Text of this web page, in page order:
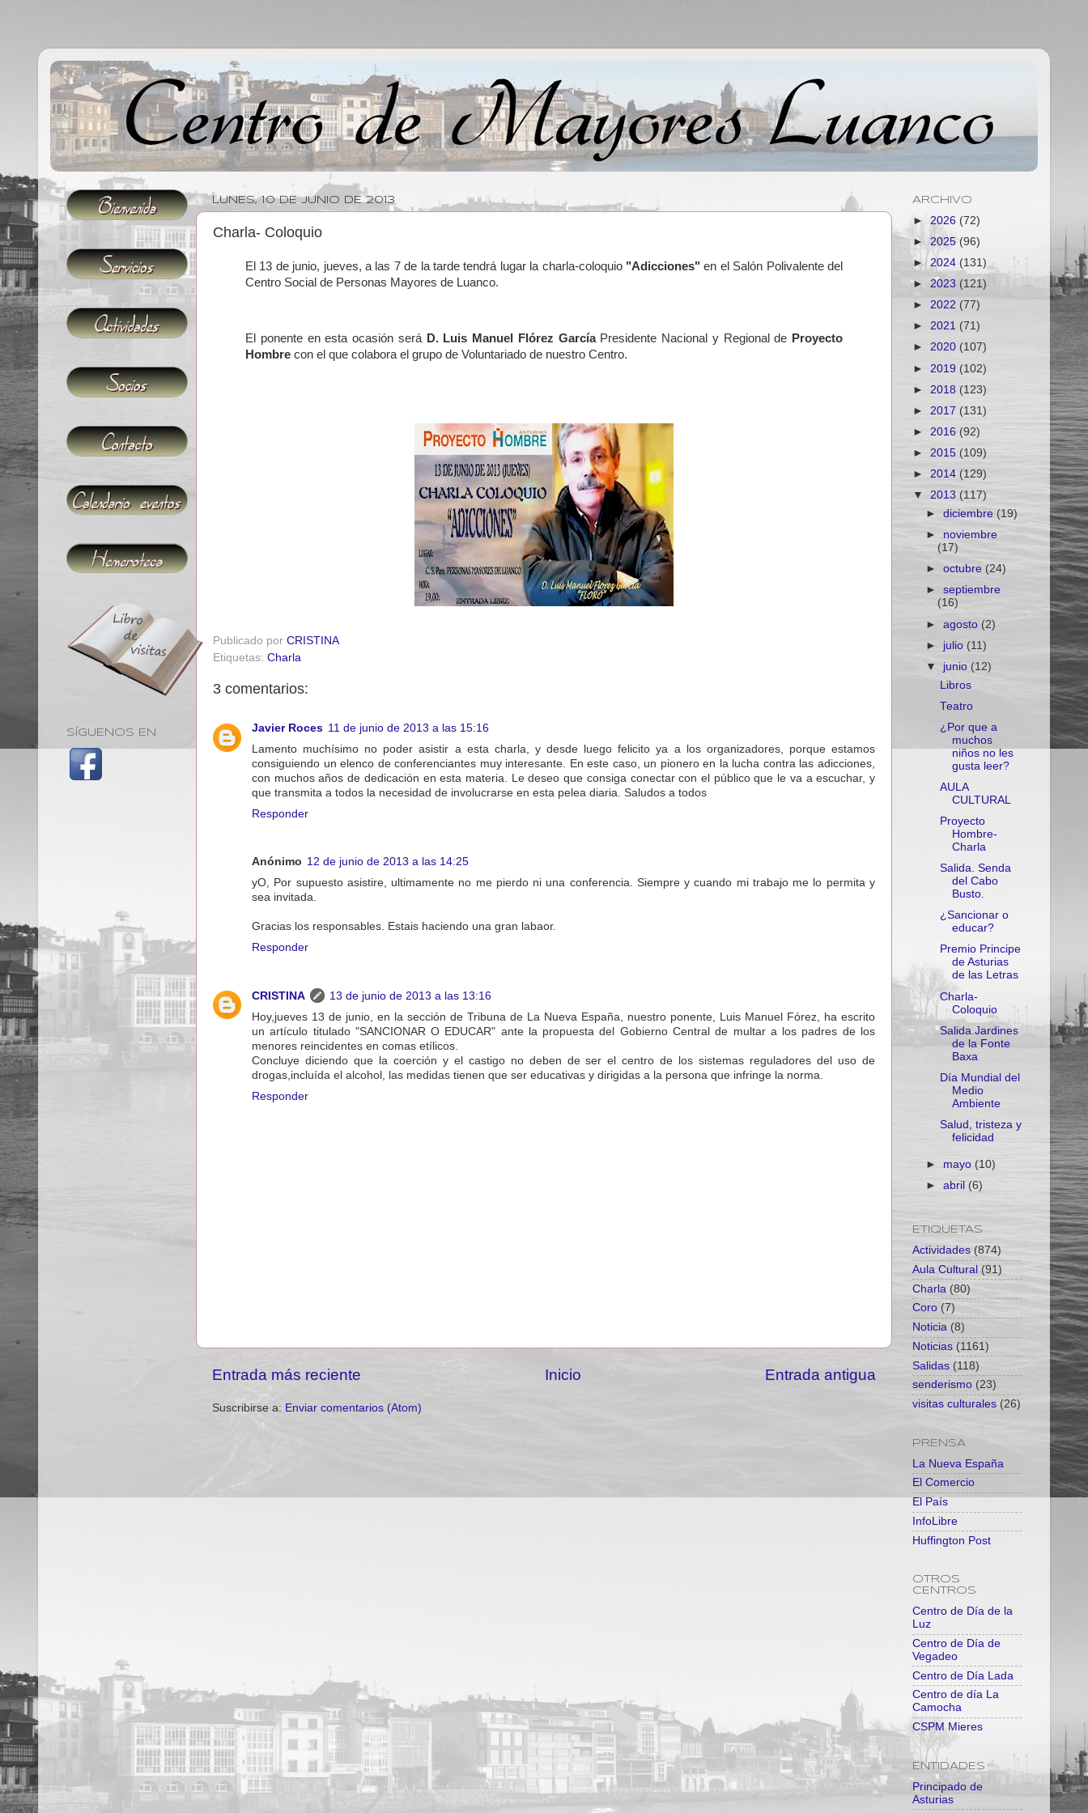
LUNES, 10 DE JUNIO DE 2013
Charla- Coloquio
El 13 de junio, jueves, a las 7 de la tarde tendrá lugar la charla-coloquio "Adicciones" en el Salón Polivalente del
Centro Social de Personas Mayores de Luanco.
El ponente en esta ocasión seráD. Luis Manuel Flórez GarcíaPresidente Nacional y Regional de Proyecto
Hombre con el que colabora el grupo de Voluntariado de nuestro Centro.
Publicado por CRISTINA
Etiquetas: Charla
3 comentarios:
Javier Roces 11 de junio de 2013 a las 15:16
Lamento muchísimo no poder asistir a esta charla, y desde luego felicito ya a los organizadores, porque estamos
consiguiendo un elenco de conferenciantes muy interesante. En este caso, un pionero en la lucha contra las adicciones,
con muchos años de dedicación en esta materia. Le deseo que consiga conectar con el público que le va a escuchar, y
que transmita a todos la necesidad de involucrarse en esta pelea diaria. Saludos a todos
Responder
Anónimo 12 de junio de 2013 a las 14:25
yO, Por supuesto asistire, ultimamente no me pierdo ni una conferencia. Siempre y cuando mi trabajo me lo permita y
sea invitada.
Gracias los responsables. Estais haciendo una gran labaor.
Responder
CRISTINA
13 de junio de 2013 a las 13:16
Hoy,jueves 13 de junio, en la sección de Tribuna de La Nueva España, nuestro ponente, Luis Manuel Fórez, ha escrito
un artículo titulado "SANCIONAR O EDUCAR" ante la propuesta del Gobierno Central de multar a los padres de los
menores reincidentes en comas etílicos.
Concluye diciendo que la coerción y el castigo no deben de ser el centro de los sistemas reguladores del uso de
drogas,incluída el alcohol, las medidas tienen que ser educativas y dirigidas a la persona que infringe la norma.
Responder
Entrada más reciente Entrada antigua
Inicio
Suscribirse a: Enviar comentarios (Atom)
SÍGUENOS EN
ARCHIVO
► 2026 (72)
► 2025 (96)
► 2024 (131)
► 2023 (121)
► 2022 (77)
► 2021 (71)
► 2020 (107)
► 2019 (102)
► 2018 (123)
► 2017 (131)
► 2016 (92)
► 2015 (109)
► 2014 (129)
▼ 2013 (117)
►diciembre (19)
► noviembre
(17)
►octubre (24)
►septiembre
(16)
►agosto (2)
► julio (11)
▼ junio (12)
Libros
Teatro
¿Por que a
muchos
niños no les
gusta leer?
AULA
CULTURAL
Proyecto
Hombre-
Charla
Salida. Senda
del Cabo
Busto.
¿Sancionar o
educar?
Premio Principe
de Asturias
de las Letras
Charla-
Coloquio
Salida.Jardines
de la Fonte
Baxa
Día Mundial del
Medio
Ambiente
Salud, tristeza y
felicidad
► mayo (10)
►abril (6)
ETIQUETAS
Actividades (874)
Aula Cultural (91)
Charla (80)
Coro (7)
Noticia (8)
Noticias (1161)
Salidas (118)
senderismo (23)
visitas culturales (26)
PRENSA
La Nueva España
El Comercio
El País
InfoLibre
Huffington Post
OTROS
CENTROS
Centro de Día de la
Luz
Centro de Día de
Vegadeo
Centro de Día Lada
Centro de día La
Camocha
CSPM Mieres
ENTIDADES
Principado de
Asturias